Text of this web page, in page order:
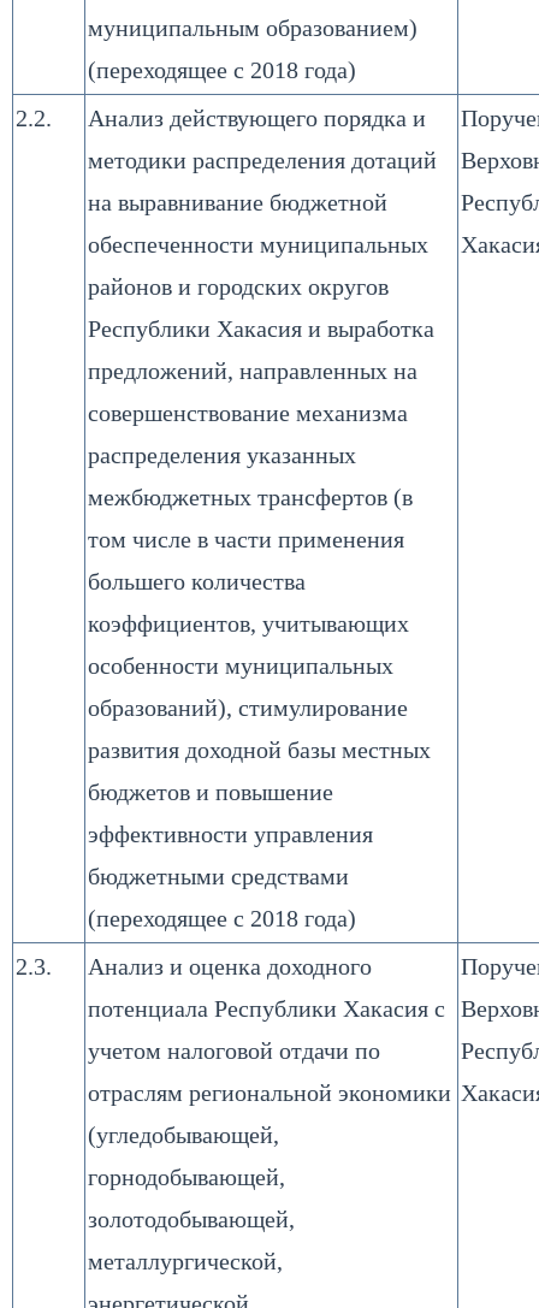
муниципальным образованием)
(переходящее с 2018 года)
2.2.
Анализ действующего порядка и
методики распределения дотаций
на выравнивание бюджетной
обеспеченности муниципальных
районов и городских округов
Республики Хакасия и выработка
предложений, направленных на
совершенствование механизма
распределения указанных
межбюджетных трансфертов (в
том числе в части применения
большего количества
коэффициентов, учитывающих
особенности муниципальных
образований), стимулирование
развития доходной базы местных
бюджетов и повышение
эффективности управления
бюджетными средствами
(переходящее с 2018 года)
2.3.
Анализ и оценка доходного
потенциала Республики Хакасия с
учетом налоговой отдачи по
отраслям региональной экономики
(угледобывающей,
горнодобывающей,
золотодобывающей,
металлургической,